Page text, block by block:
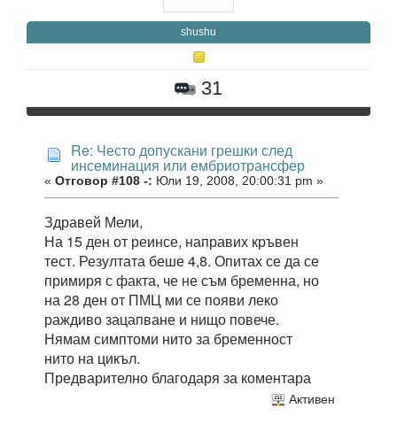
shushu
31
Re: Често допускани грешки след
инсеминация или ембриотрансфер
« Отговор #108 -: Юли 19, 2008, 20:00:31 pm »
Здравей Мели,
На 15 ден от реинсе, направих кръвен
тест. Резултата беше 4,8. Опитах се да се
примиря с факта, че не съм бременна, но
на 28 ден от ПМЦ ми се появи леко
раждиво зацапване и нищо повече.
Нямам симптоми нито за бременност
нито на цикъл.
Предварително благодаря за коментара
Активен